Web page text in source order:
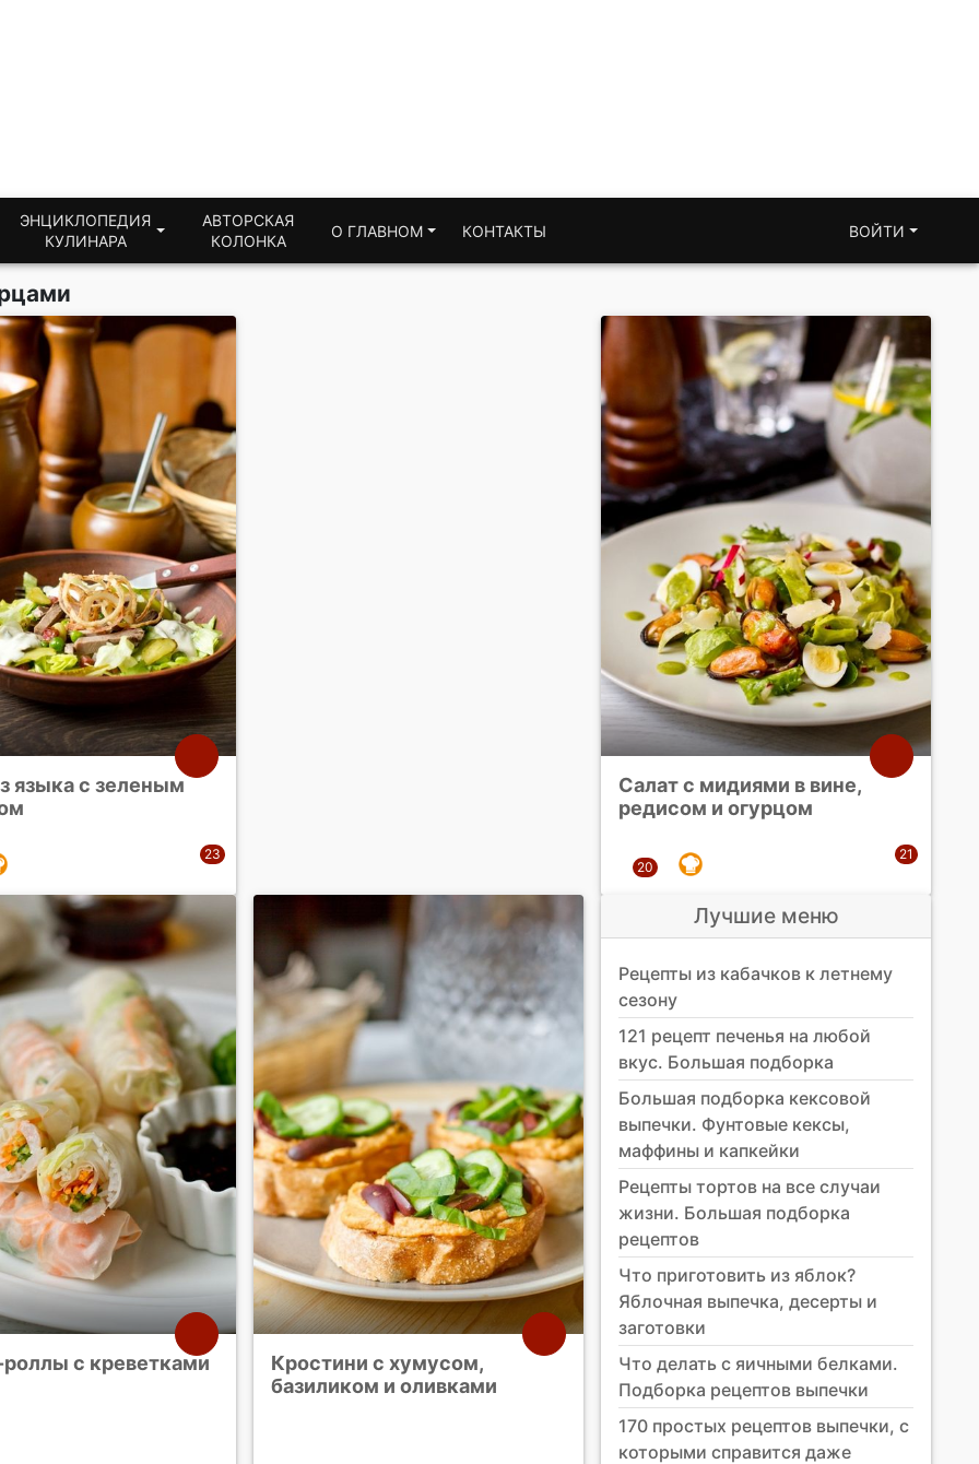
ЭНЦИКЛОПЕДИЯ
КУЛИНАРА
АВТОРСКАЯ
КОЛОНКА
О ГЛАВНОМ КОНТАКТЫ ВОЙТИ
языка с зеленым
Салат с мидиями в вине,
редисом и огурцом
с креветками
Кростини с хумусом,
базиликом и оливками
Лучшие меню
Рецепты из кабачков к летнему
сезону
121 рецепт печенья на любой
вкус. Большая подборка
Большая подборка кексовой
выпечки. Фунтовые кексы,
маффины и капкейки
Рецепты тортов на все случаи
жизни. Большая подборка
рецептов
Что приготовить из яблок?
Яблочная выпечка, десерты и
заготовки
Что делать с яичными белками.
Подборка рецептов выпечки
170 простых рецептов выпечки, с
которыми справится даже